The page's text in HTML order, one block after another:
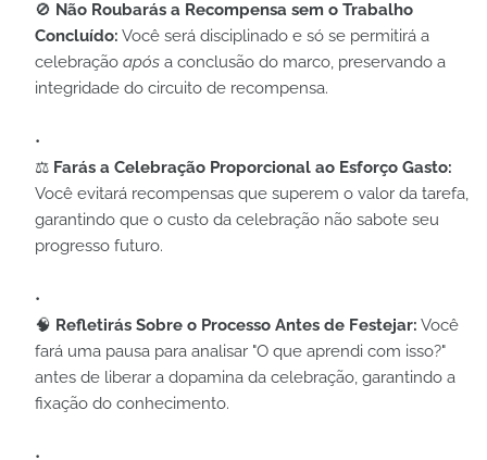
🚫 Não Roubarás a Recompensa sem o Trabalho
Concluído: Você será disciplinado e só se permitirá a
celebração após a conclusão do marco, preservando a
integridade do circuito de recompensa.
⚖️ Farás a Celebração Proporcional ao Esforço Gasto:
Você evitará recompensas que superem o valor da tarefa,
garantindo que o custo da celebração não sabote seu
progresso futuro.
🧠 Refletirás Sobre o Processo Antes de Festejar: Você
fará uma pausa para analisar "O que aprendi com isso?"
antes de liberar a dopamina da celebração, garantindo a
fixação do conhecimento.